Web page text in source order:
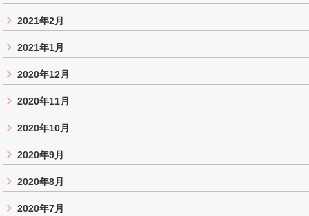
2021年2月
2021年1月
2020年12月
2020年11月
2020年10月
2020年9月
2020年8月
2020年7月